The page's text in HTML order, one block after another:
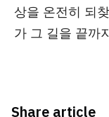
상을 온전히 되
가 그 길을 끝까
Share article